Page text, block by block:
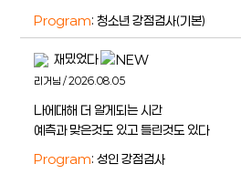
Program: 청소년 강점검사(기본)
재밌었다
리거님 / 2026.08.05
나에대해 더 알게되는 시간
예측과 맞은것도 있고 틀린것도 있다
Program: 성인 강점검사